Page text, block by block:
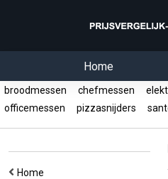
Home
broodmessen chefmessen
officemessen
pizzasnijders
Home